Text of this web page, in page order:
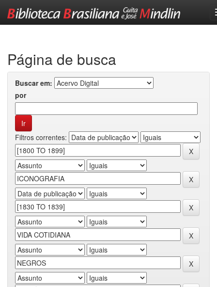
Página de busca
Buscar em:
por
Filtros correntes: